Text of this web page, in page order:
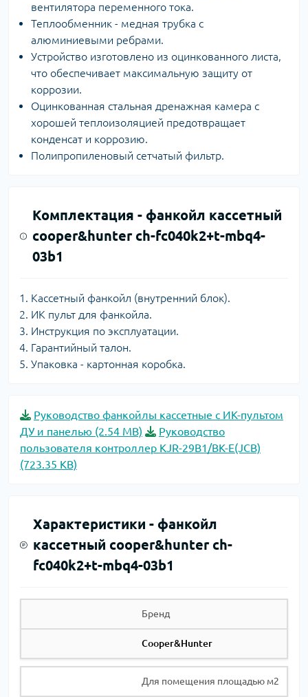
вентилятора переменного тока.
Теплообменник - медная трубка с
алюминиевыми ребрами.
Устройство изготовлено из оцинкованного листа,
что обеспечивает максимальную защиту от
коррозии.
Оцинкованная стальная дренажная камера с
хорошей теплоизоляцией предотвращает
конденсат и коррозию.
Полипропиленовый сетчатый фильтр.
Комплектация - фанкойл кассетный
cooper&hunter ch-fc040k2+t-mbq4-
03b1
Кассетный фанкойл (внутренний блок).
ИК пульт для фанкойла.
Инструкция по эксплуатации.
Гарантийный талон.
Упаковка - картонная коробка.
Руководство фанкойлы кассетные с ИК-пультом
ДУ и панелью (2.54 MB)
Руководство
пользователя контроллер KJR-29B1/BK-E(JCB)
(723.35 KB)
Характеристики - фанкойл
кассетный cooper&hunter ch-
fc040k2+t-mbq4-03b1
Бренд
Cooper&Hunter
Для помещения площадью м2